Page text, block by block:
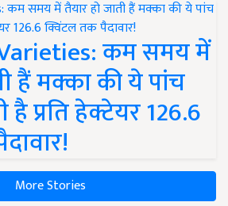
कम समय में
हैं मक्का की ये पांच
प्रति हेक्टेयर 126.6
More Stories